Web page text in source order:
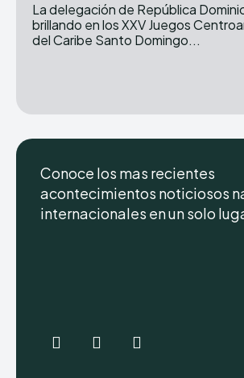
La delegación de República
brillando en los XXV Juegos
del Caribe Santo Domingo...
Conoce los mas recientes
acontecimientos noticiosos
internacionales en un solo